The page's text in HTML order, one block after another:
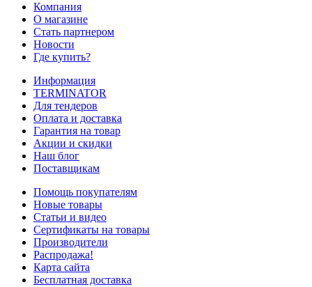
Компания
О магазине
Стать партнером
Новости
Где купить?
Информация
TERMINATOR
Для тендеров
Оплата и доставка
Гарантия на товар
Акции и скидки
Наш блог
Поставщикам
Помощь покупателям
Новые товары
Статьи и видео
Сертификаты на товары
Производители
Распродажа!
Карта сайта
Бесплатная доставка